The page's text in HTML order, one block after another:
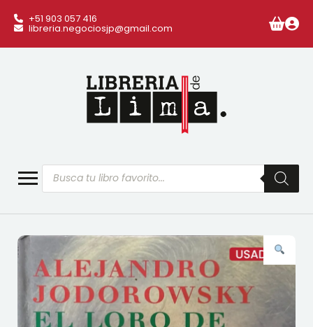
+51 903 057 416
libreria.negociosjp@gmail.com
Búsqueda
de
productos